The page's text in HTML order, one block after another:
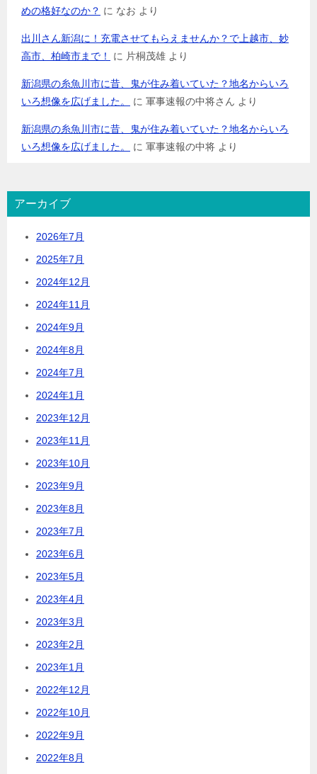
めの格好なのか？ に なお より
出川さん新潟に！充電させてもらえませんか？で上越市、妙
高市、柏崎市まで！
に 片桐茂雄 より
新潟県の糸魚川市に昔、鬼が住み着いていた？地名からいろ
いろ想像を広げました。
に 軍事速報の中将さん より
新潟県の糸魚川市に昔、鬼が住み着いていた？地名からいろ
いろ想像を広げました。
に 軍事速報の中将 より
アーカイブ
2026年7月
2025年7月
2024年12月
2024年11月
2024年9月
2024年8月
2024年7月
2024年1月
2023年12月
2023年11月
2023年10月
2023年9月
2023年8月
2023年7月
2023年6月
2023年5月
2023年4月
2023年3月
2023年2月
2023年1月
2022年12月
2022年10月
2022年9月
2022年8月